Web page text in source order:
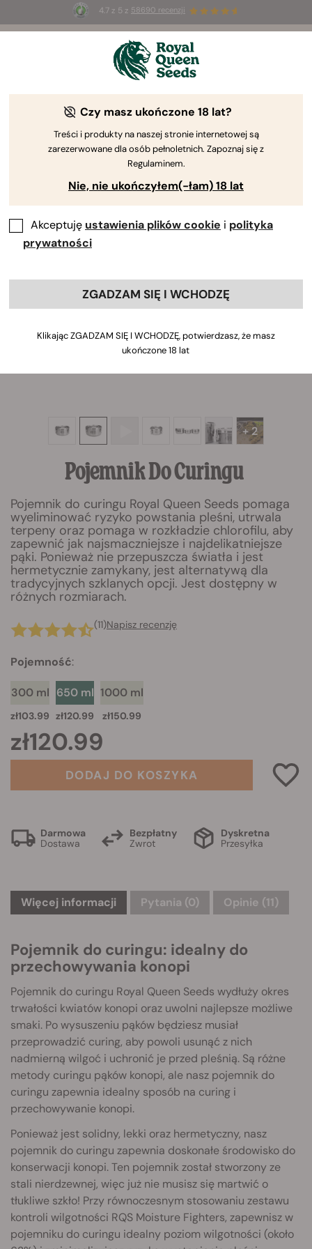
4.7 z 5 z 58690 recenzji
3 nasiona White Widow Auto
+ 2
Pojemnik Do Curingu
Pojemnik do curingu Royal Queen Seeds pomaga
wyeliminować ryzyko powstania pleśni, utrwala
terpeny oraz pomaga w rozkładzie chlorofilu, aby
zapewnić jak najsmaczniejsze i najdelikatniejsze
pąki. Ponieważ nie przepuszcza światła i jest
hermetycznie zamykany, jest alternatywą dla
tradycyjnych szklanych opcji. Jest dostępny w
różnych rozmiarach.
(11)Napisz recenzję
Pojemność:
300 ml
zł103.99
650 ml
zł120.99
1000 ml
zł150.99
zł120.99
DODAJ DO KOSZYKA
Darmowa
Dostawa
Bezpłatny
Zwrot
Dyskretna
Przesyłka
Więcej informacji Pytania (0) Opinie (11)
Pojemnik do curingu: idealny do
przechowywania konopi
Pojemnik do curingu Royal Queen Seeds wydłuży okres
trwałości kwiatów konopi oraz uwolni najlepsze możliwe
smaki. Po wysuszeniu pąków będziesz musiał
przeprowadzić curing, aby powoli usunąć z nich
nadmierną wilgoć i uchronić je przed pleśnią. Są różne
metody curingu pąków konopi, ale nasz pojemnik do
curingu zapewnia idealny sposób na curing i
przechowywanie konopi.
Ponieważ jest solidny, lekki oraz hermetyczny, nasz
pojemnik do curingu zapewnia doskonałe środowisko do
konserwacji konopi. Ten pojemnik został stworzony ze
stali nierdzewnej, więc już nie musisz się martwić o
tłukliwe szkło! Przy równoczesnym stosowaniu zestawu
kontroli wilgotności RQS Moisture Fighters, zapewnisz w
pojemniku do curingu idealny poziom wilgotności (około
Czy masz ukończone 18 lat?
Treści i produkty na naszej stronie internetowej są
zarezerwowane dla osób pełnoletnich. Zapoznaj się z
Regulaminem.
Nie, nie ukończyłem(-łam) 18 lat
Akceptuję ustawienia plików cookie i polityka
prywatności
ZGADZAM SIĘ I WCHODZĘ
Klikając ZGADZAM SIĘ I WCHODZĘ, potwierdzasz, że masz
ukończone 18 lat